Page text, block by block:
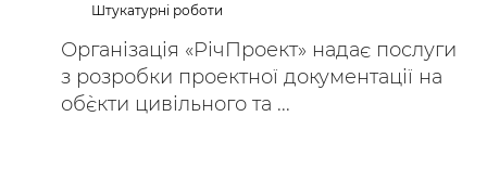
Штукатурні роботи
Організація «РічПроект» надає послуги
з розробки проектної документації на
об`єкти цивільного та ...